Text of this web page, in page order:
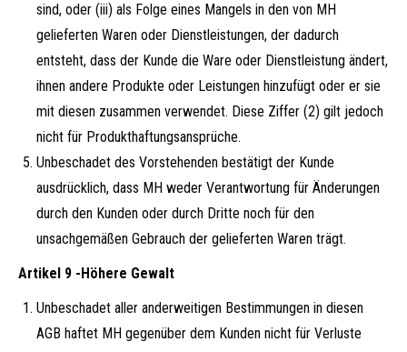
sind, oder (iii) als Folge eines Mangels in den von MH
gelieferten Waren oder Dienstleistungen, der dadurch
entsteht, dass der Kunde die Ware oder Dienstleistung ändert,
ihnen andere Produkte oder Leistungen hinzufügt oder er sie
mit diesen zusammen verwendet. Diese Ziffer (2) gilt jedoch
nicht für Produkthaftungsansprüche.
Unbeschadet des Vorstehenden bestätigt der Kunde
ausdrücklich, dass MH weder Verantwortung für Änderungen
durch den Kunden oder durch Dritte noch für den
unsachgemäßen Gebrauch der gelieferten Waren trägt.
Artikel 9 -Höhere Gewalt
Unbeschadet aller anderweitigen Bestimmungen in diesen
AGB haftet MH gegenüber dem Kunden nicht für Verluste